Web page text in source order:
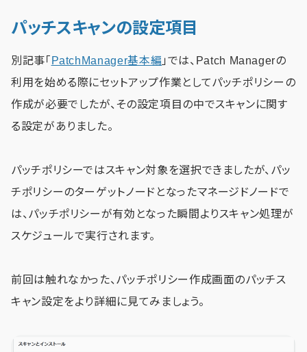
パッチスキャンの設定項目
別記事「 PatchManager基本編 」では、Patch Managerの
利用を始める際にセットアップ作業としてパッチポリシーの
作成が必要でしたが、その設定項目の中でスキャンに関す
る設定がありました。
パッチポリシーではスキャン対象を選択できましたが、パッ
チポリシーのターゲットノードとなったマネージドノードで
は、パッチポリシーが有効となった瞬間よりスキャン処理が
スケジュールで実行されます。
前回は触れなかった、パッチポリシー作成画面のパッチス
キャン設定をより詳細に見てみましょう。